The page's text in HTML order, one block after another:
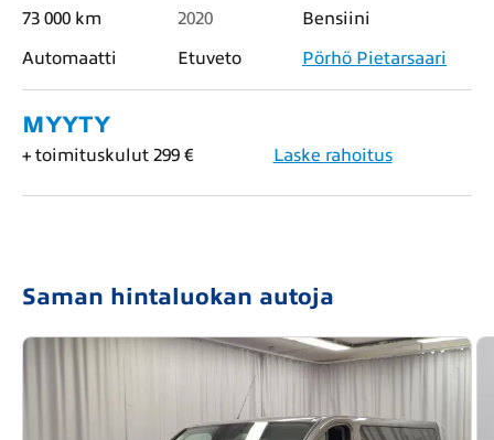
73 000 km 2020
Bensiini
Automaatti
Etuveto Pörhö Pietarsaari
MYYTY
+ toimituskulut 299 € Laske rahoitus
Saman hintaluokan autoja